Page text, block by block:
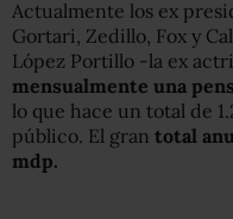
Actualmente los ex
Gortari, Zedillo, Fox y
López Portillo -la ex
mensualmente una
lo que hace un total de
público. El gran total
mdp.